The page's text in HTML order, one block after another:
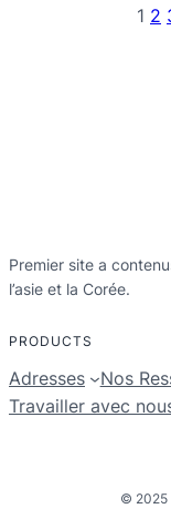
1 2
Premier site a
l’asie et la Corée.
PRODUCTS
Adresses Nos
Travailler avec
© 2025